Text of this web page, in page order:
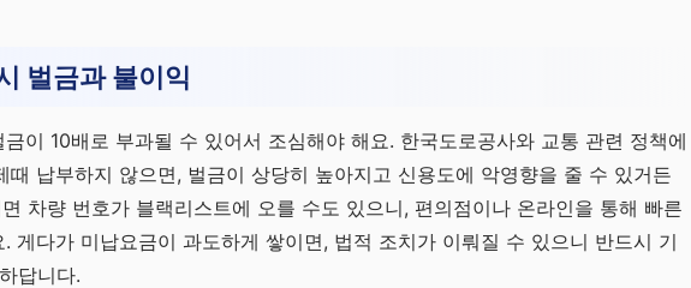
벌금과 불이익
이 10배로 부과될 수 있어서 조심해야 해요. 한국도로공사와 교통 관련 정책에
때 납부하지 않으면, 벌금이 상당히 높아지고 신용도에 악영향을 줄 수 있거든
차량 번호가 블랙리스트에 오를 수도 있으니, 편의점이나 온라인을 통해 빠른
게다가 미납요금이 과도하게 쌓이면, 법적 조치가 이뤄질 수 있으니 반드시 기
답니다.